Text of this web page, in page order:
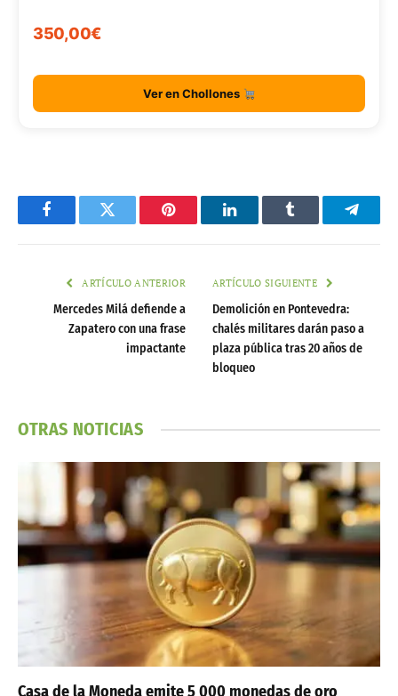
350,00€
Ver en Chollones
FacebookTwitter Pinterest LinkedInTumblr
ARTÍCULO ANTERIOR
Mercedes Milá defiende a
Zapatero con una frase
impactante
ARTÍCULO SIGUIENTE
Demolición en Pontevedra:
chalés militares darán paso a
plaza pública tras 20 años de
bloqueo
OTRAS NOTICIAS
Casa de la Moneda emite 5 000 monedas de oro